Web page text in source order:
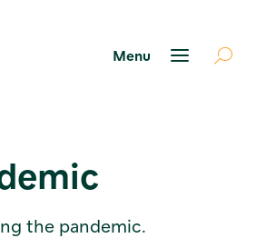
the pandemic.